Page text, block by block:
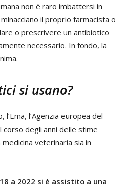
non è raro imbattersi in
il proprio farmacista o
o prescrivere un antibiotico
necessario. In fondo, la
si usano?
l’Agenzia europea del
degli anni delle stime
medicina veterinaria sia in
a 2022 si è assistito a una